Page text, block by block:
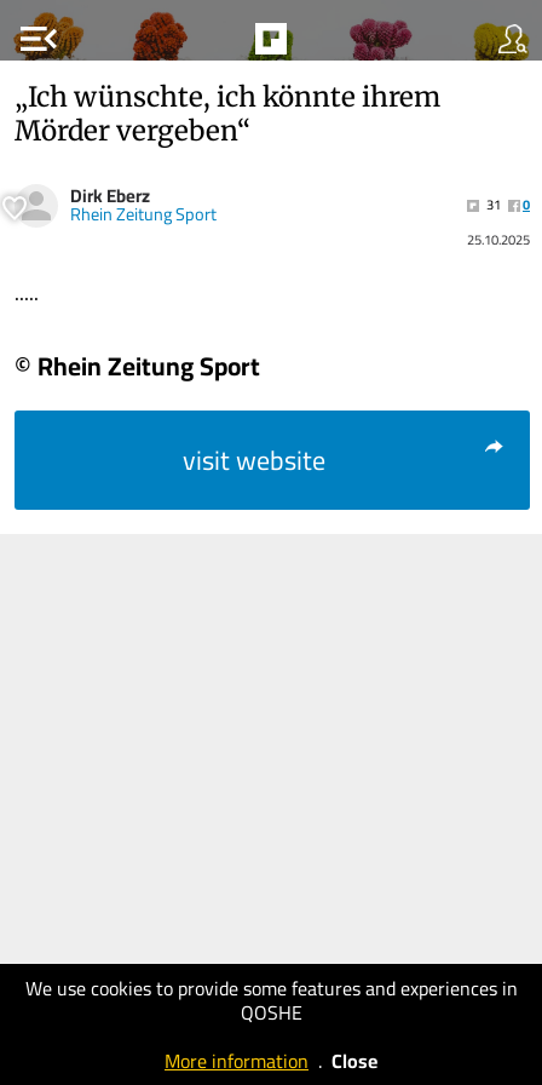
menu_open
We use cookies to provide some features and experiences in
QOSHE
More information . Close
„Ich wünschte, ich könnte ihrem
Mörder vergeben“
Dirk Eberz
Rhein Zeitung Sport 31
0
25.10.2025
.....
© Rhein Zeitung Sport
visit website